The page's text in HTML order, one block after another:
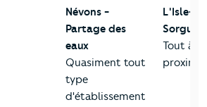
Névons -
Partage des
eaux
Quasiment tout
type
d'établissement
L'Isle-
Sorgue
Tout à